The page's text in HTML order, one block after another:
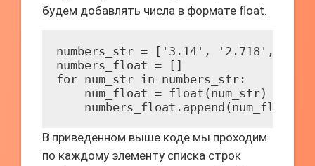
будем добавлять числа в формате float.
numbers_str = ['3.14', '2.718',
numbers_float = []
for num_str in numbers_str:
    num_float = float(num_str)
    numbers_float.append(num_float)
В приведенном выше коде мы проходим
по каждому элементу списка строк